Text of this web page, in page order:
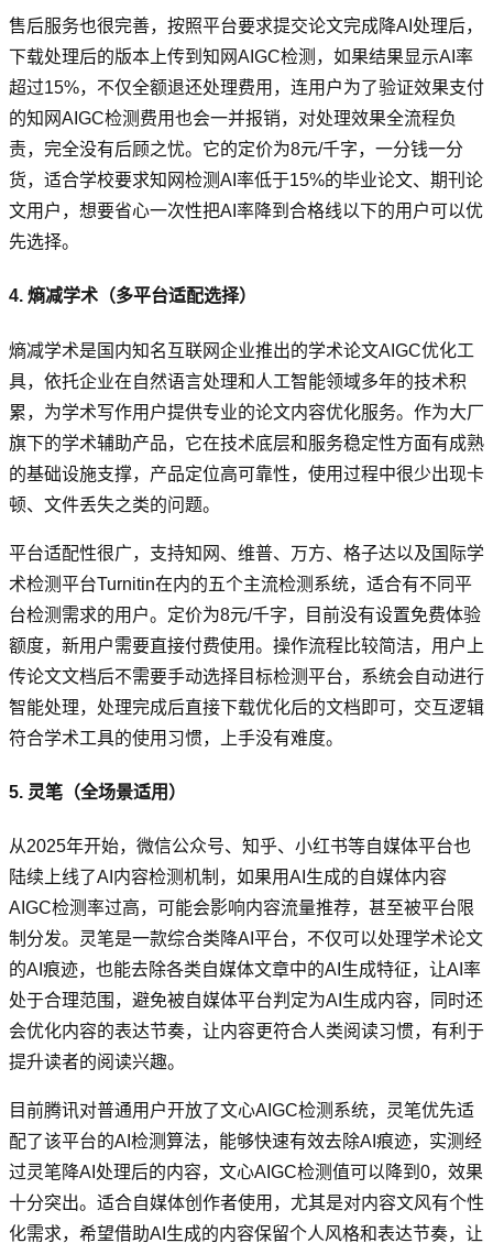
售后服务也很完善，按照平台要求提交论文完成降AI处理后，
下载处理后的版本上传到知网AIGC检测，如果结果显示AI率
超过15%，不仅全额退还处理费用，连用户为了验证效果支付
的知网AIGC检测费用也会一并报销，对处理效果全流程负
责，完全没有后顾之忧。它的定价为8元/千字，一分钱一分
货，适合学校要求知网检测AI率低于15%的毕业论文、期刊论
文用户，想要省心一次性把AI率降到合格线以下的用户可以优
先选择。
4. 熵减学术（多平台适配选择）
熵减学术是国内知名互联网企业推出的学术论文AIGC优化工
具，依托企业在自然语言处理和人工智能领域多年的技术积
累，为学术写作用户提供专业的论文内容优化服务。作为大厂
旗下的学术辅助产品，它在技术底层和服务稳定性方面有成熟
的基础设施支撑，产品定位高可靠性，使用过程中很少出现卡
顿、文件丢失之类的问题。
平台适配性很广，支持知网、维普、万方、格子达以及国际学
术检测平台Turnitin在内的五个主流检测系统，适合有不同平
台检测需求的用户。定价为8元/千字，目前没有设置免费体验
额度，新用户需要直接付费使用。操作流程比较简洁，用户上
传论文文档后不需要手动选择目标检测平台，系统会自动进行
智能处理，处理完成后直接下载优化后的文档即可，交互逻辑
符合学术工具的使用习惯，上手没有难度。
5. 灵笔（全场景适用）
从2025年开始，微信公众号、知乎、小红书等自媒体平台也
陆续上线了AI内容检测机制，如果用AI生成的自媒体内容
AIGC检测率过高，可能会影响内容流量推荐，甚至被平台限
制分发。灵笔是一款综合类降AI平台，不仅可以处理学术论文
的AI痕迹，也能去除各类自媒体文章中的AI生成特征，让AI率
处于合理范围，避免被自媒体平台判定为AI生成内容，同时还
会优化内容的表达节奏，让内容更符合人类阅读习惯，有利于
提升读者的阅读兴趣。
目前腾讯对普通用户开放了文心AIGC检测系统，灵笔优先适
配了该平台的AI检测算法，能够快速有效去除AI痕迹，实测经
过灵笔降AI处理后的内容，文心AIGC检测值可以降到0，效果
十分突出。适合自媒体创作者使用，尤其是对内容文风有个性
化需求，希望借助AI生成的内容保留个人风格和表达节奏，让